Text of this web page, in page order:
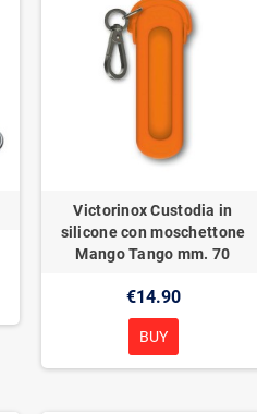
Victorinox Custodia in
silicone con moschettone
Mango Tango mm. 70
€14.90
BUY